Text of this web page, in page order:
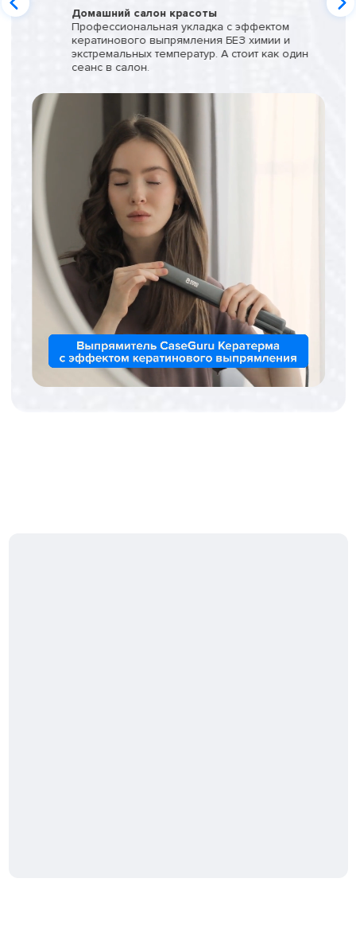
Домашний салон красоты
Профессиональная укладка с эффектом
кератинового выпрямления БЕЗ химии и
экстремальных температур. А стоит как один
сеанс в салон.